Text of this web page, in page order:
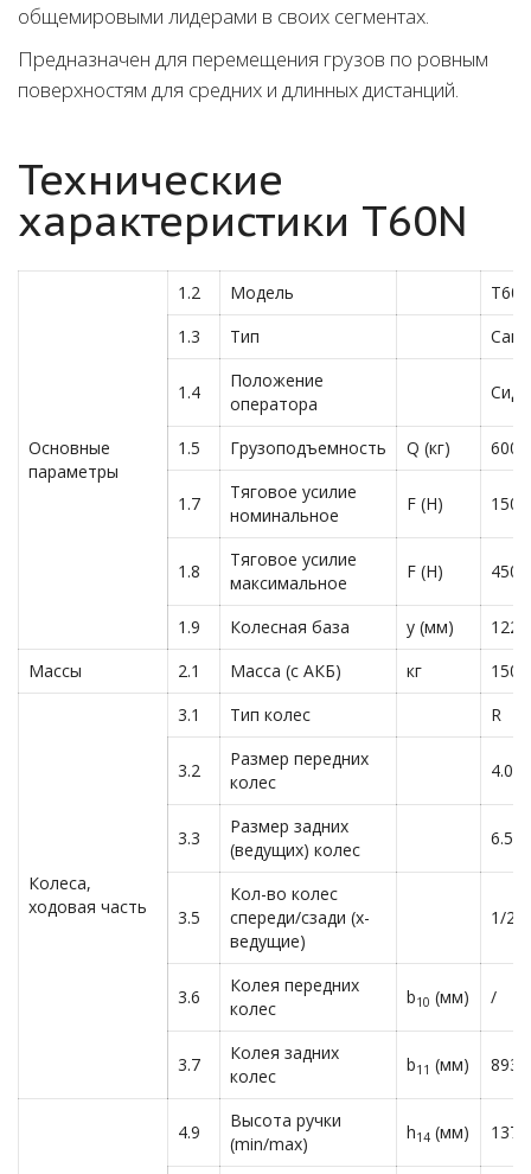
общемировыми лидерами в своих сегментах.
Предназначен для перемещения грузов по ровным
поверхностям для средних и длинных дистанций.
Технические
характеристики T60N
Основные
параметры
1.2 Модель
1.3
Тип
1.4
Положение
оператора
Сидя
1.5 Грузоподъемность Q (кг) 6000
1.7
Тяговое усилие
номинальное
F (Н) 1500
1.8
Тяговое усилие
максимальное
F (Н) 4500
1.9 Колесная база y (мм)
1222
Массы
2.1 Масса (с АКБ) кг 1500
Колеса,
ходовая часть
3.1 Тип колес R
3.2
Размер передних
колес
3.3
Размер задних
(ведущих) колес
6.5-
3.5
Кол-во колес
спереди/сзади (х-
ведущие)
1/2x
3.6
Колея передних
колес
b10 (мм) /
3.7
Колея задних
колес
b11 (мм) 893
4.9
Высота ручки
(min/max)
h14 (мм) 1375